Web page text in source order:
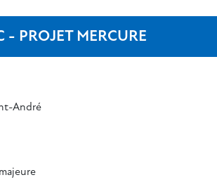
- PROJET MERCURE
André